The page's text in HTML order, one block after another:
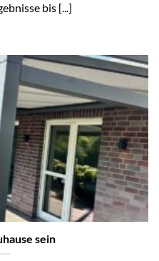
bis [...]
sein